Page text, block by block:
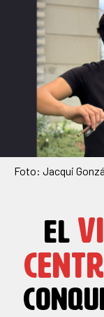
Foto: Jacqui
EL